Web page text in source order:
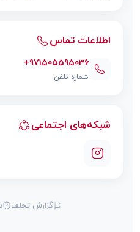
اطلاعات تماس
+971505595036
شماره تلفن
شبکه‌های اجتماعی
گزارش تخلف